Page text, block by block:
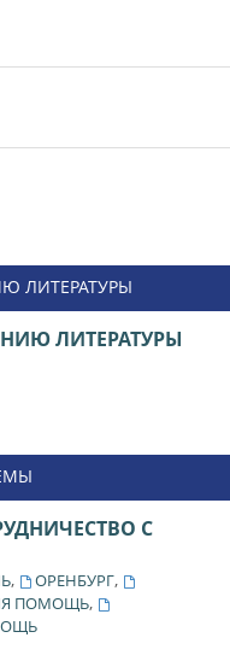
ЛИТЕРАТУРЫ
ЛИТЕРАТУРЫ
С
, ОРЕНБУРГ,
ПОМОЩЬ,